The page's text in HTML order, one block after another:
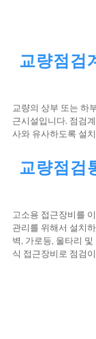
교량점검
교량의 상부 또는 하
근시설입니다. 점검
사와 유사하도록 설
교량점검
고소용 접근장비를
관리를 위해서 설치
벽, 가로등, 울타리
식 접근장비로 점검